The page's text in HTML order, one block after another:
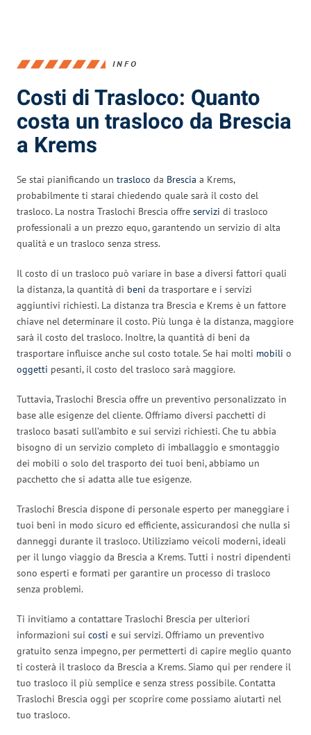
INFO
Costi di Trasloco: Quanto
costa un trasloco da Brescia
a Krems
Se stai pianificando un trasloco da Brescia a Krems,
probabilmente ti starai chiedendo quale sarà il costo del
trasloco. La nostra Traslochi Brescia offre servizi di trasloco
professionali a un prezzo equo, garantendo un servizio di alta
qualità e un trasloco senza stress.
Il costo di un trasloco può variare in base a diversi fattori quali
la distanza, la quantità di beni da trasportare e i servizi
aggiuntivi richiesti. La distanza tra Brescia e Krems è un fattore
chiave nel determinare il costo. Più lunga è la distanza, maggiore
sarà il costo del trasloco. Inoltre, la quantità di beni da
trasportare influisce anche sul costo totale. Se hai molti mobili o
oggetti pesanti, il costo del trasloco sarà maggiore.
Tuttavia, Traslochi Brescia offre un preventivo personalizzato in
base alle esigenze del cliente. Offriamo diversi pacchetti di
trasloco basati sull’ambito e sui servizi richiesti. Che tu abbia
bisogno di un servizio completo di imballaggio e smontaggio
dei mobili o solo del trasporto dei tuoi beni, abbiamo un
pacchetto che si adatta alle tue esigenze.
Traslochi Brescia dispone di personale esperto per maneggiare i
tuoi beni in modo sicuro ed efficiente, assicurandosi che nulla si
danneggi durante il trasloco. Utilizziamo veicoli moderni, ideali
per il lungo viaggio da Brescia a Krems. Tutti i nostri dipendenti
sono esperti e formati per garantire un processo di trasloco
senza problemi.
Ti invitiamo a contattare Traslochi Brescia per ulteriori
informazioni sui costi e sui servizi. Offriamo un preventivo
gratuito senza impegno, per permetterti di capire meglio quanto
ti costerà il trasloco da Brescia a Krems. Siamo qui per rendere il
tuo trasloco il più semplice e senza stress possibile. Contatta
Traslochi Brescia oggi per scoprire come possiamo aiutarti nel
tuo trasloco.